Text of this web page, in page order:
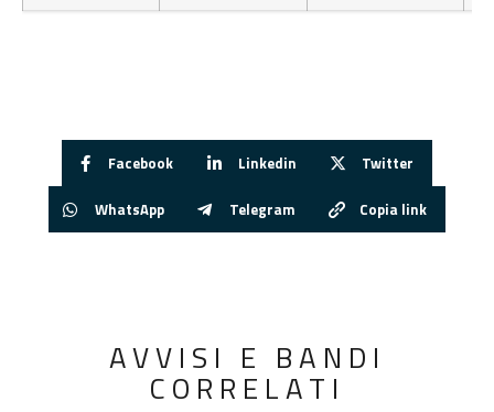
Facebook Linkedin Twitter
WhatsApp Telegram Copia link
AVVISI E BANDI
CORRELATI